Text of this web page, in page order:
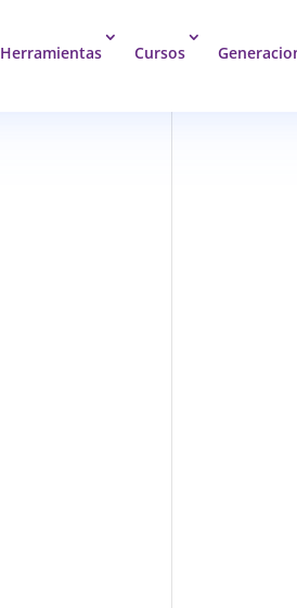
Herramientas Cursos